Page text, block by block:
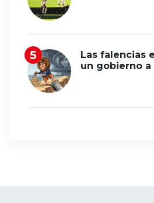
Las falencias
un gobierno